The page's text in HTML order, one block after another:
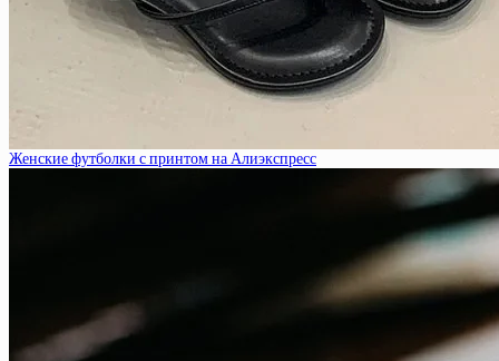
Женские футболки с принтом на Алиэкспресс